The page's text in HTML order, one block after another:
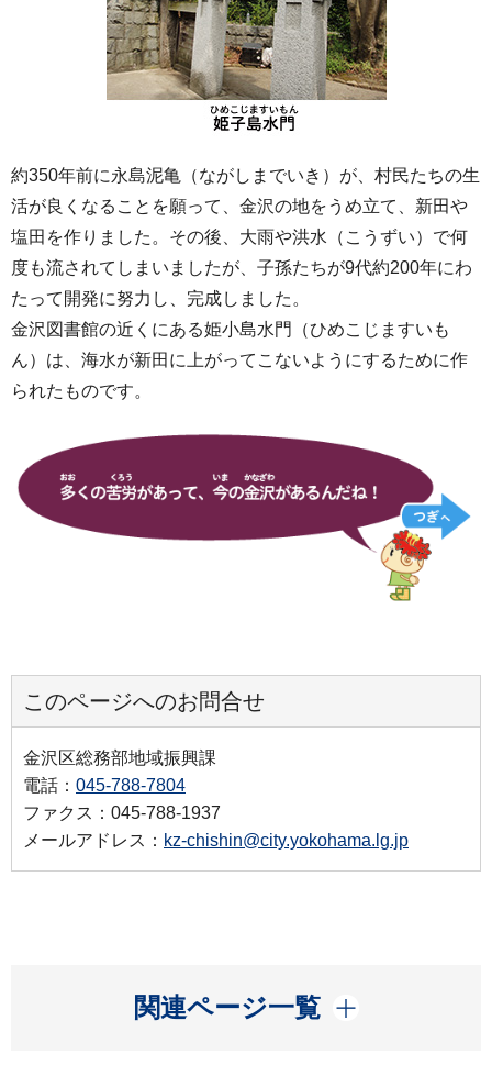
約350年前に永島泥亀（ながしまでいき）が、村民たちの生
活が良くなることを願って、金沢の地をうめ立て、新田や
塩田を作りました。その後、大雨や洪水（こうずい）で何
度も流されてしまいましたが、子孫たちが9代約200年にわ
たって開発に努力し、完成しました。
金沢図書館の近くにある姫小島水門（ひめこじますいも
ん）は、海水が新田に上がってこないようにするために作
られたものです。
このページへのお問合せ
金沢区総務部地域振興課
電話： 045-788-7804
ファクス：045-788-1937
メールアドレス： kz-chishin@city.yokohama.lg.jp
関連ページ一覧
開く